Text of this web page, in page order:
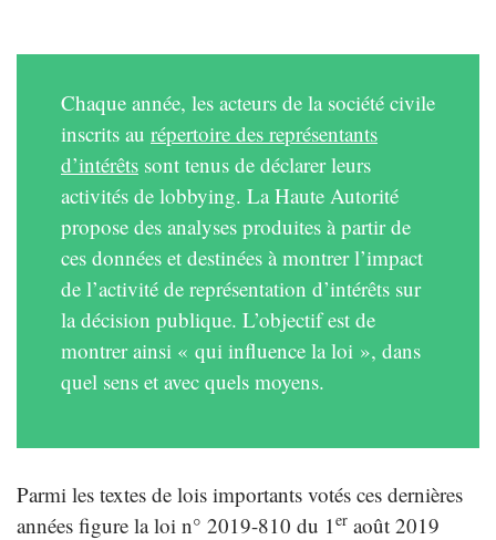
Chaque année, les acteurs de la société civile
inscrits au répertoire des représentants
d’intérêts sont tenus de déclarer leurs
activités de lobbying. La Haute Autorité
propose des analyses produites à partir de
ces données et destinées à montrer l’impact
de l’activité de représentation d’intérêts sur
la décision publique. L’objectif est de
montrer ainsi « qui influence la loi », dans
quel sens et avec quels moyens.
Parmi les textes de lois importants votés ces dernières
années figure la loi n° 2019-810 du 1er août 2019